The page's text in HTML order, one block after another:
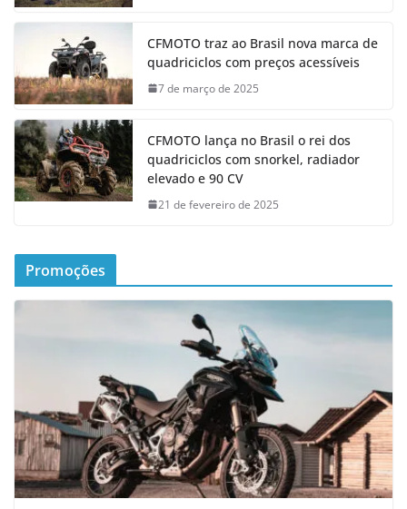
CFMOTO traz ao Brasil nova marca de
quadriciclos com preços acessíveis
7 de março de 2025
CFMOTO lança no Brasil o rei dos
quadriciclos com snorkel, radiador
elevado e 90 CV
21 de fevereiro de 2025
Promoções